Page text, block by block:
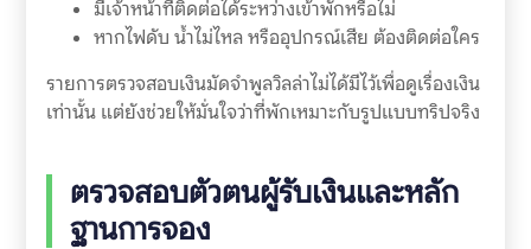
มีเจ้าหน้าที่ติดต่อได้ระหว่างเข้าพักหรือไม่
หากไฟดับ น้ำไม่ไหล หรืออุปกรณ์เสีย ต้องติดต่อใคร
รายการตรวจสอบเงินมัดจำพูลวิลล่าไม่ได้มีไว้เพื่อดูเรื่องเงิน
เท่านั้น แต่ยังช่วยให้มั่นใจว่าที่พักเหมาะกับรูปแบบทริปจริง
ตรวจสอบตัวตนผู้รับเงินและหลัก
ฐานการจอง